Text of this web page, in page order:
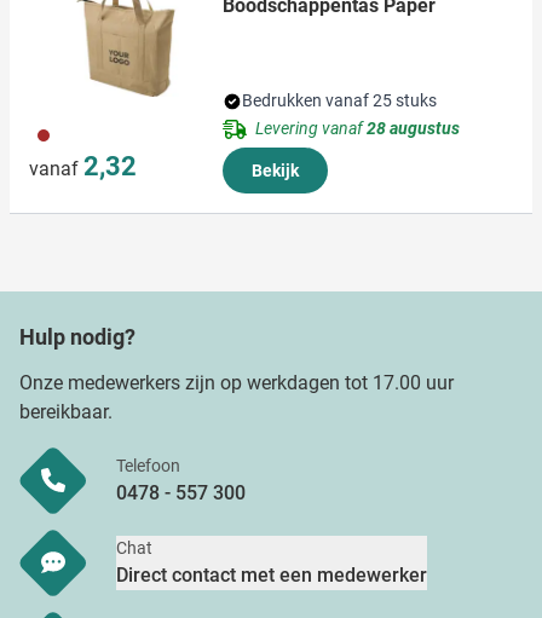
011
vanaf 2,32
Boodschappentas Paper
Bedrukken vanaf 25 stuks
Levering vanaf28 augustus
Bekijk
Hulp nodig?
Onze medewerkers zijn op werkdagen tot 17.00 uur
bereikbaar.
Telefoon
0478 - 557 300
Chat
Direct contact met een medewerker